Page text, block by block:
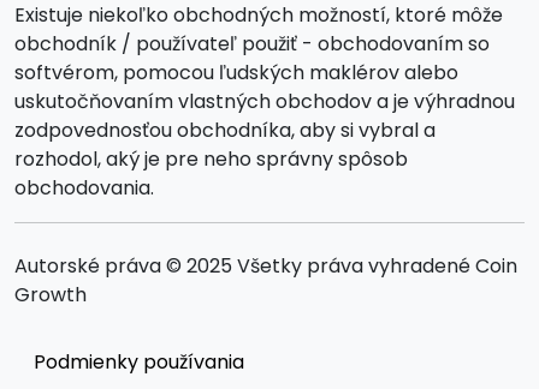
Existuje niekoľko obchodných možností, ktoré môže
obchodník / používateľ použiť - obchodovaním so
softvérom, pomocou ľudských maklérov alebo
uskutočňovaním vlastných obchodov a je výhradnou
zodpovednosťou obchodníka, aby si vybral a
rozhodol, aký je pre neho správny spôsob
obchodovania.
Autorské práva © 2025 Všetky práva vyhradené Coin
Growth
Podmienky používania